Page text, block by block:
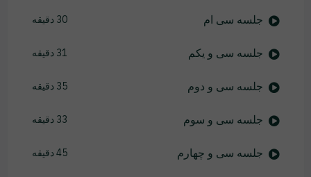
جلسه سی ام 30 دقیقه
جلسه سی و یکم 31 دقیقه
جلسه سی و دوم 35 دقیقه
جلسه سی و سوم 33 دقیقه
جلسه سی و چهارم 45 دقیقه